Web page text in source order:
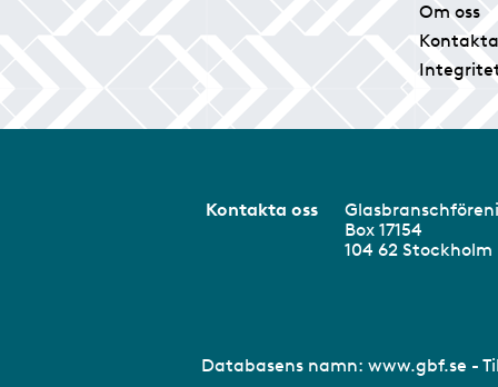
Om oss
Kontakta oss
Box 17154
104 62
Databasens namn: www.gbf.se -